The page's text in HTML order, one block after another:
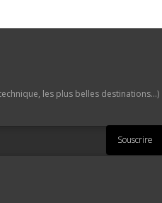
les plus belles destinations…)
Souscrire